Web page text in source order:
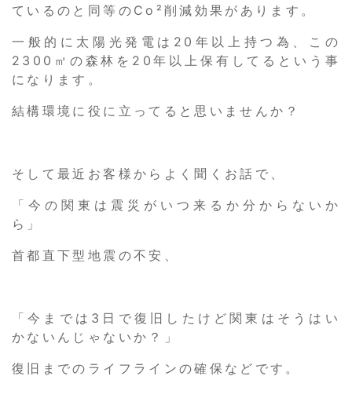
ているのと同等のCo²削減効果があります。
一般的に太陽光発電は20年以上持つ為、この
2300㎡の森林を20年以上保有してるという事
になります。
結構環境に役に立ってると思いませんか？
そして最近お客様からよく聞くお話で、
「今の関東は震災がいつ来るか分からないか
ら」
首都直下型地震の不安、
「今までは3日で復旧したけど関東はそうはい
かないんじゃないか？」
復旧までのライフラインの確保などです。